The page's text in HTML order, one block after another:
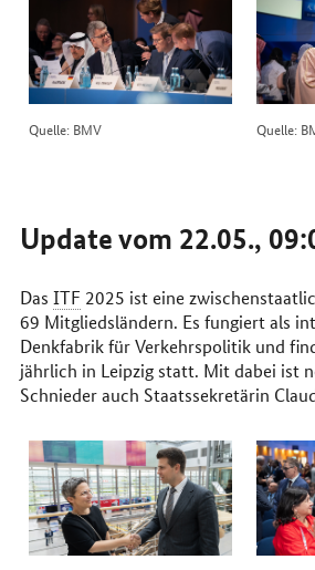
Quelle: BMV Quelle:
Update vom 22.05.,
Das ITF 2025 ist eine
69 Mitgliedsländern. Es fungiert als
Denkfabrik für Verkehrspolitik und
jährlich in Leipzig statt. Mit dabei ist
Schnieder auch Staatssekretärin